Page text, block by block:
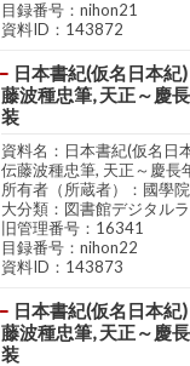
目録番号：nihon21
資料ID：143872
日本書紀(仮名日本紀
藤波種忠筆, 天正～慶
装
資料名：日本書紀(仮名日
伝藤波種忠筆, 天正～慶長
所有者（所蔵者）：國學
大分類：図書館デジタル
旧管理番号：16341
目録番号：nihon22
資料ID：143873
日本書紀(仮名日本紀
藤波種忠筆, 天正～慶
装